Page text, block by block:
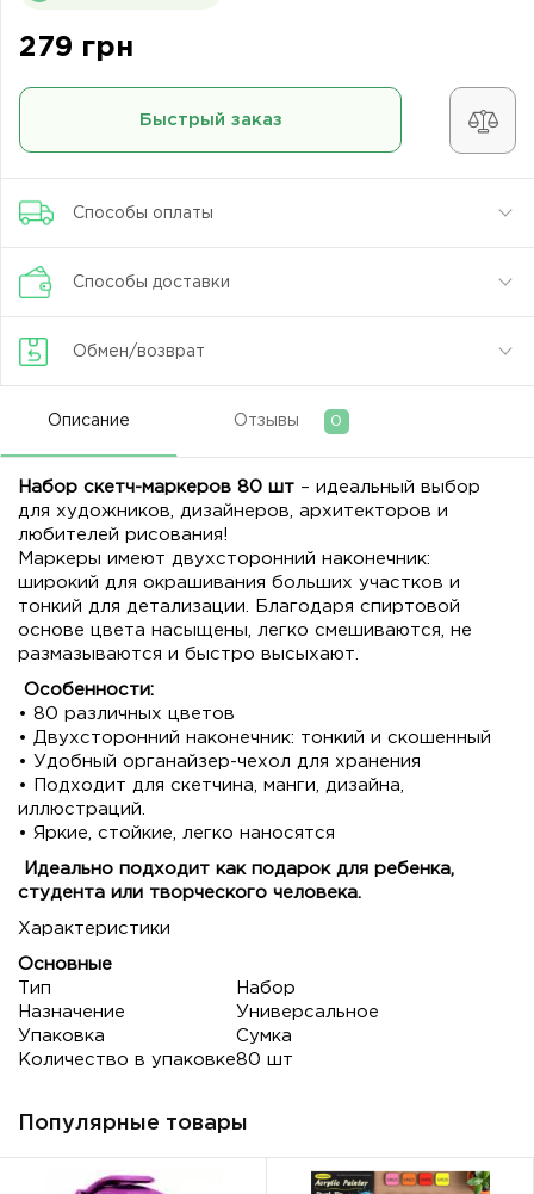
279 грн
Быстрый заказ
Способы оплаты
Способы доставки
Обмен/возврат
Описание Отзывы 0
Набор скетч-маркеров 80 шт – идеальный выбор
для художников, дизайнеров, архитекторов и
любителей рисования!
Маркеры имеют двухсторонний наконечник:
широкий для окрашивания больших участков и
тонкий для детализации. Благодаря спиртовой
основе цвета насыщены, легко смешиваются, не
размазываются и быстро высыхают.
Особенности:
• 80 различных цветов
• Двухсторонний наконечник: тонкий и скошенный
• Удобный органайзер-чехол для хранения
• Подходит для скетчина, манги, дизайна,
иллюстраций.
• Яркие, стойкие, легко наносятся
Идеально подходит как подарок для ребенка,
студента или творческого человека.
Характеристики
Основные
Тип
Набор
Назначение
Универсальное
Упаковка
Сумка
Количество в упаковке80 шт
Популярные товары